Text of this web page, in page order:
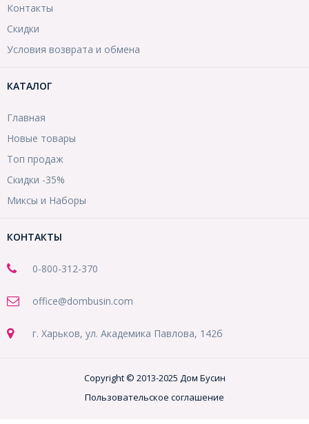
Контакты
Скидки
Условия возврата и обмена
КАТАЛОГ
Главная
Новые товары
Топ продаж
Скидки -35%
Миксы и Наборы
КОНТАКТЫ
0-800-312-370
office@dombusin.com
г. Харьков, ул. Академика Павлова, 142б
Copyright © 2013-2025 Дом Бусин
Пользовательское соглашение